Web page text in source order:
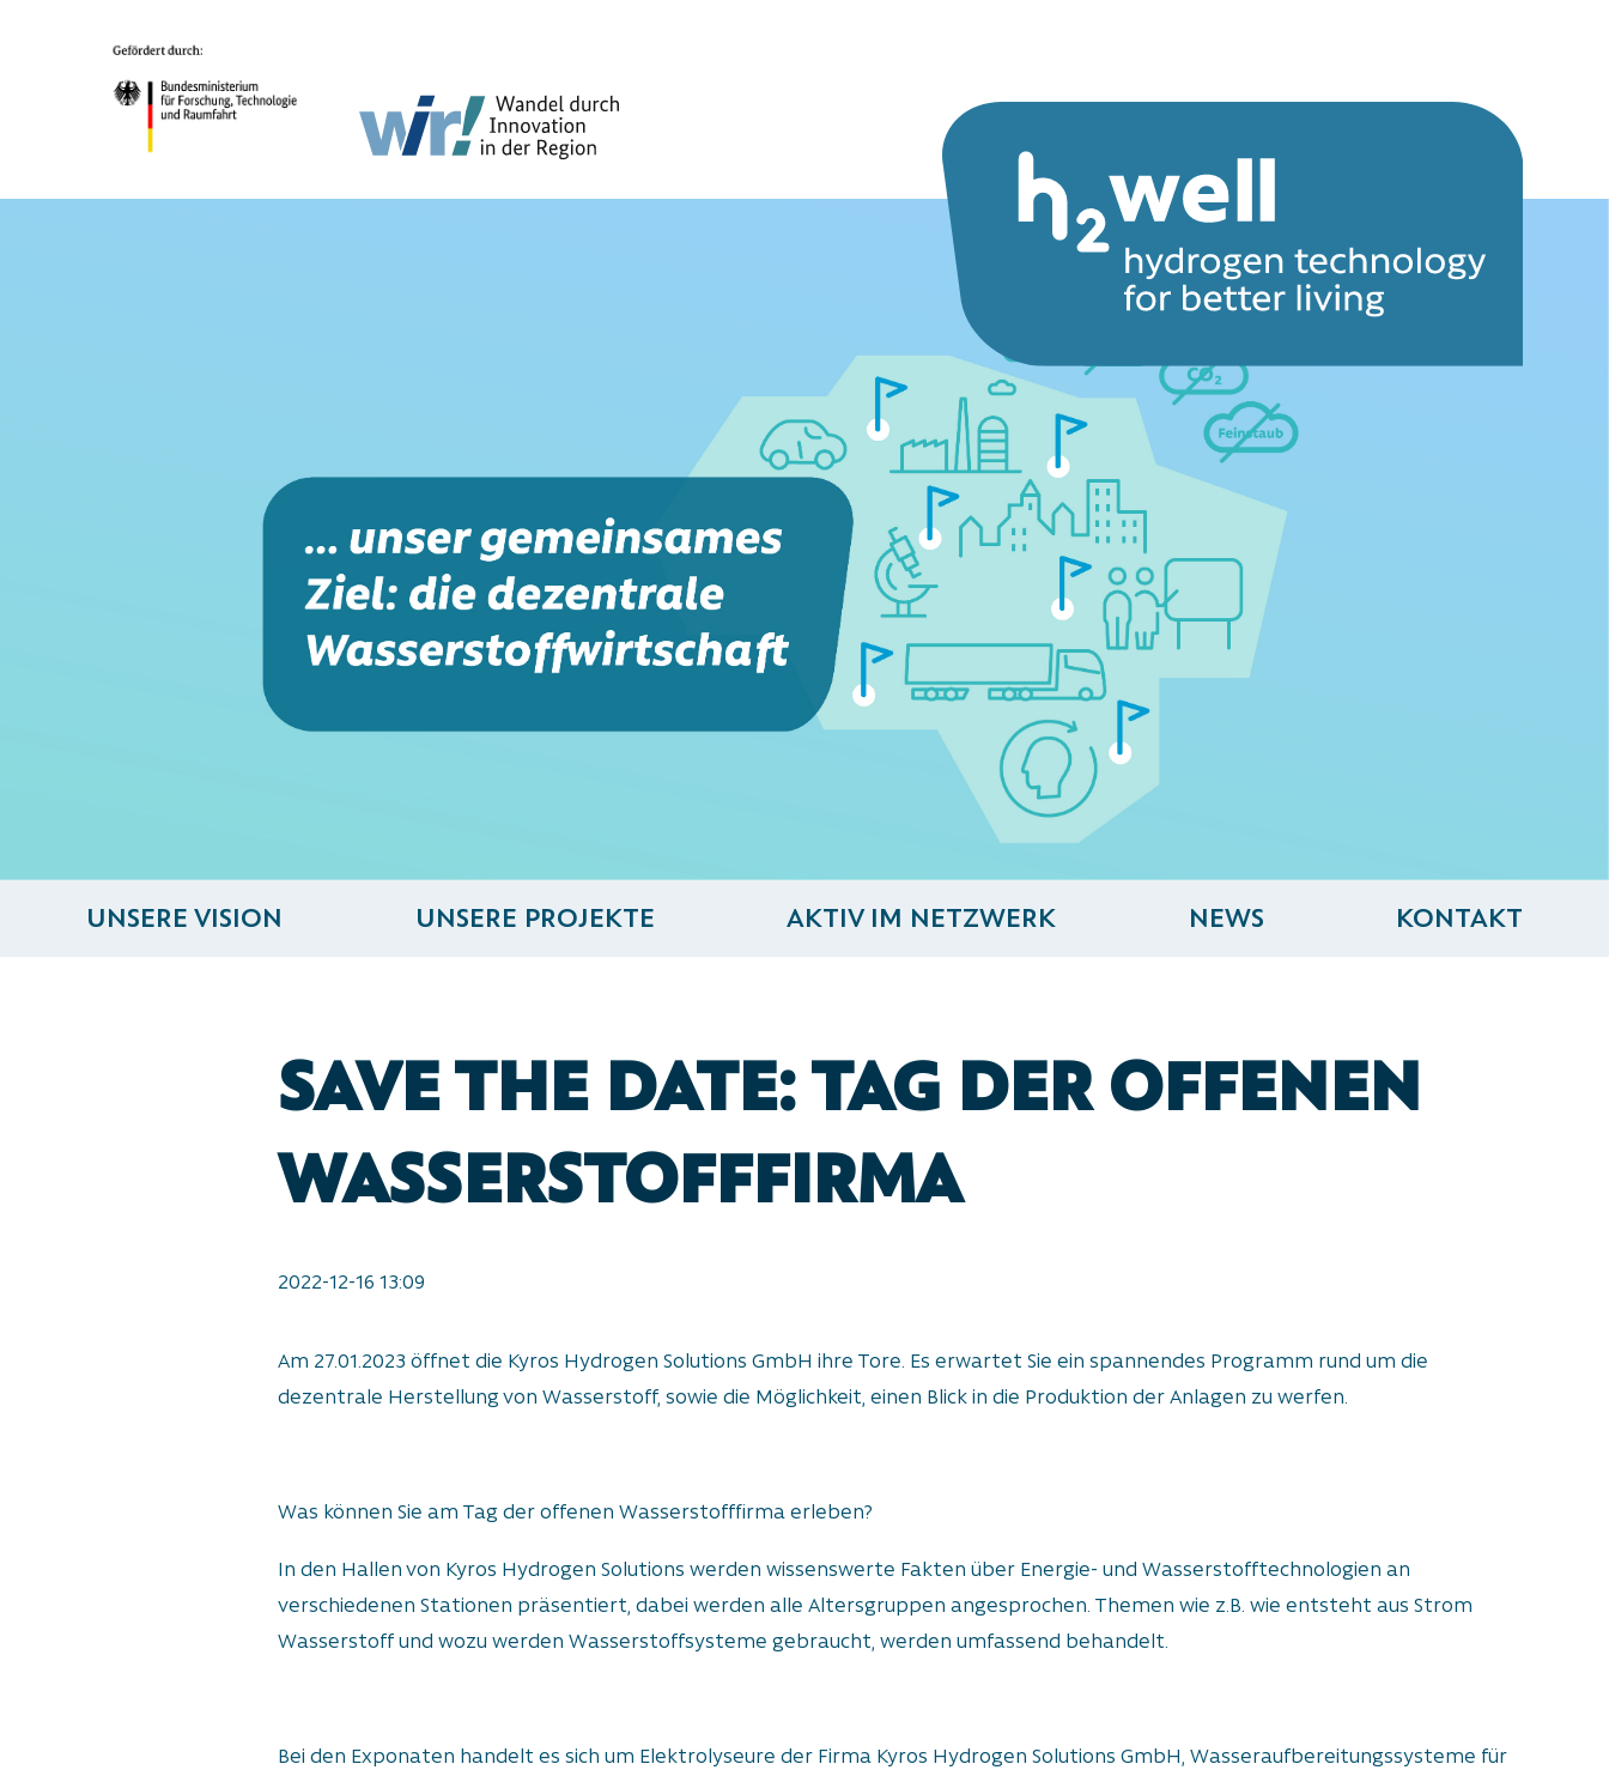
Navigation überspringen
UNSERE VISION UNSERE PROJEKTE AKTIV IM NETZWERK NEWS KONTAKT
SAVE THE DATE: TAG DER OFFENEN
WASSERSTOFFFIRMA
2022-12-16 13:09
Am 27.01.2023 öffnet die Kyros Hydrogen Solutions GmbH ihre Tore. Es erwartet Sie ein spannendes Programm rund um die
dezentrale Herstellung von Wasserstoff, sowie die Möglichkeit, einen Blick in die Produktion der Anlagen zu werfen.
Was können Sie am Tag der offenen Wasserstofffirma erleben?
In den Hallen von Kyros Hydrogen Solutions werden wissenswerte Fakten über Energie- und Wasserstofftechnologien an
verschiedenen Stationen präsentiert, dabei werden alle Altersgruppen angesprochen. Themen wie z.B. wie entsteht aus Strom
Wasserstoff und wozu werden Wasserstoffsysteme gebraucht, werden umfassend behandelt.
Bei den Exponaten handelt es sich um Elektrolyseure der Firma Kyros Hydrogen Solutions GmbH, Wasseraufbereitungssysteme für